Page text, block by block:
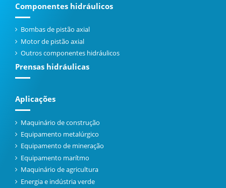
Componentes hidráulicos
Bombas de pistão axial
Motor de pistão axial
Outros componentes hidráulicos
Prensas hidráulicas
Aplicações
Maquinário de construção
Equipamento metalúrgico
Equipamento de mineração
Equipamento marítmo
Maquinário de agricultura
Energia e indústria verde